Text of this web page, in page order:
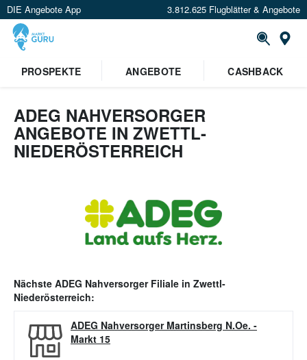
DIE Angebote App 3.812.625 Flugblätter & Angebote
PROSPEKTE
ANGEBOTE CASHBACK
ADEG NAHVERSORGER
ANGEBOTE IN ZWETTL-
NIEDERÖSTERREICH
Nächste ADEG NahversorgerFiliale in Zwettl-
Niederösterreich:
ADEG Nahversorger Martinsberg N.Oe. -
Markt 15